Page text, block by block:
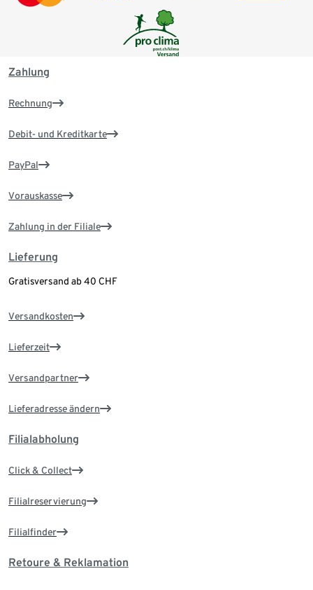
Zahlung
Rechnung
Debit- und Kreditkarte
PayPal
Vorauskasse
Zahlung in der Filiale
Lieferung
Gratisversand ab 40 CHF
Versandkosten
Lieferzeit
Versandpartner
Lieferadresse ändern
Filialabholung
Click & Collect
Filialreservierung
Filialfinder
Retoure & Reklamation